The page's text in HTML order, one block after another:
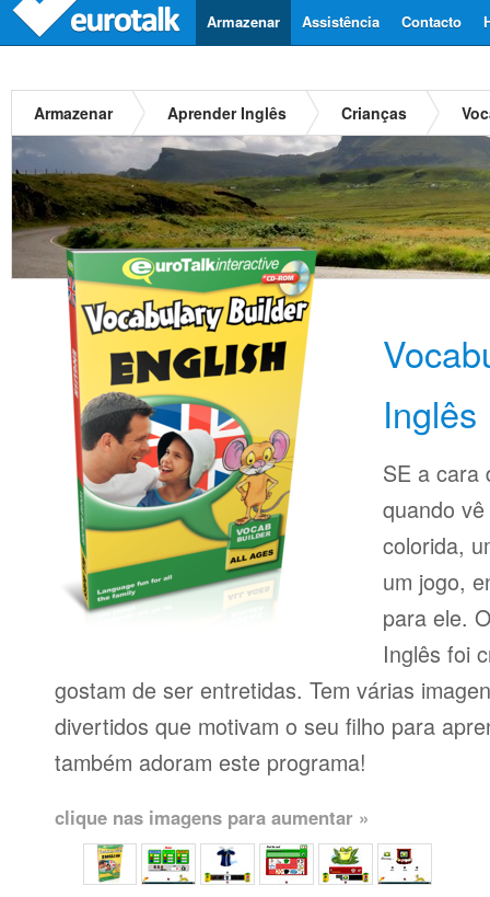
Contacto
Assistência
Armazenar
Armazenar Aprender Inglês Crianças
Inglês
SE a cara
quando
colorida,
um jogo,
para ele.
Inglês foi
gostam de ser entretidas. Tem várias
divertidos que motivam o seu filho para
também adoram este programa!
clique nas imagens para aumentar »